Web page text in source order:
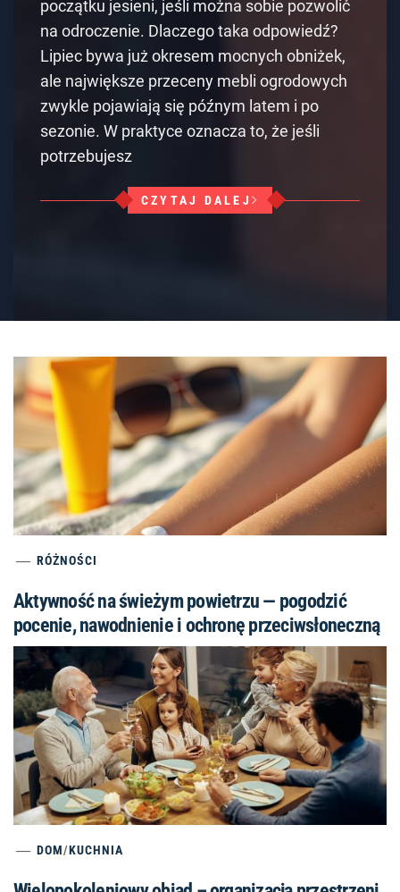
początku jesieni, jeśli można sobie pozwolić
na odroczenie. Dlaczego taka odpowiedź?
Lipiec bywa już okresem mocnych obniżek,
ale największe przeceny mebli ogrodowych
zwykle pojawiają się późnym latem i po
sezonie. W praktyce oznacza to, że jeśli
potrzebujesz
CZYTAJ DALEJ
RÓŻNOŚCI
Aktywność na świeżym powietrzu — pogodzić
pocenie, nawodnienie i ochronę przeciwsłoneczną
DOM/KUCHNIA